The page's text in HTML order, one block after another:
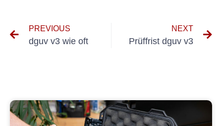
PREVIOUS
dguv v3 wie oft
NEXT
Prüffrist dguv v3